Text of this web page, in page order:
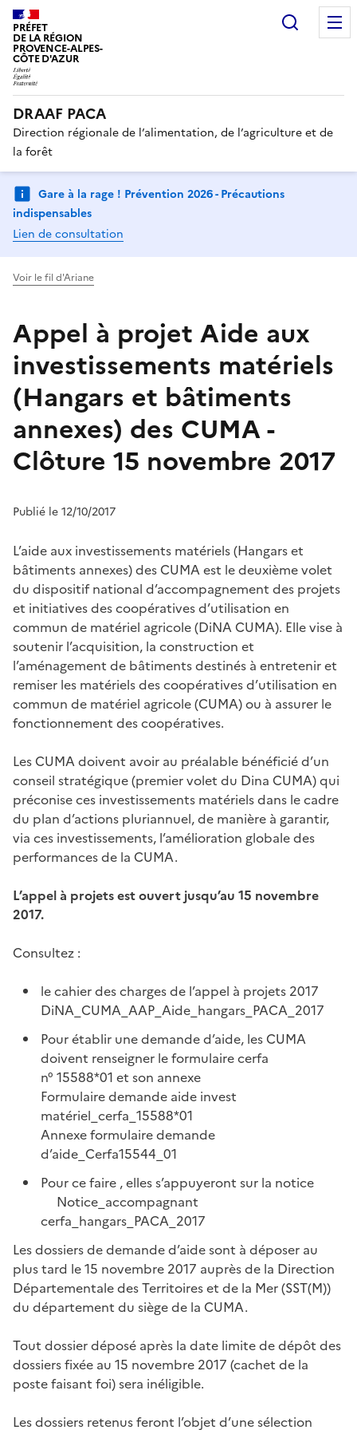
PRÉFET
DE LA RÉGION
PROVENCE-ALPES-
CÔTE D'AZUR
DRAAF PACA
Direction régionale de l’alimentation, de l’agriculture et de
la forêt
Gare à la rage ! Prévention 2026 - Précautions
indispensables
Lien de consultation
Voir le fil d'Ariane
Appel à projet Aide aux
investissements matériels
(Hangars et bâtiments
annexes) des CUMA -
Clôture 15 novembre 2017
Publié le 12/10/2017
L’aide aux investissements matériels (Hangars et
bâtiments annexes) des CUMA est le deuxième volet
du dispositif national d’accompagnement des projets
et initiatives des coopératives d’utilisation en
commun de matériel agricole (DiNA CUMA). Elle vise à
soutenir l’acquisition, la construction et
l’aménagement de bâtiments destinés à entretenir et
remiser les matériels des coopératives d’utilisation en
commun de matériel agricole (CUMA) ou à assurer le
fonctionnement des coopératives.
Les CUMA doivent avoir au préalable bénéficié d’un
conseil stratégique (premier volet du Dina CUMA) qui
préconise ces investissements matériels dans le cadre
du plan d’actions pluriannuel, de manière à garantir,
via ces investissements, l’amélioration globale des
performances de la CUMA.
L’appel à projets est ouvert jusqu’au 15 novembre
2017.
Consultez :
le cahier des charges de l’appel à projets 2017
DiNA_CUMA_AAP_Aide_hangars_PACA_2017
Pour établir une demande d’aide, les CUMA
doivent renseigner le formulaire cerfa
n° 15588*01 et son annexe
Formulaire demande aide invest
matériel_cerfa_15588*01
Annexe formulaire demande
d’aide_Cerfa15544_01
Pour ce faire , elles s’appuyeront sur la notice
Notice_accompagnant
cerfa_hangars_PACA_2017
Les dossiers de demande d’aide sont à déposer au
plus tard le 15 novembre 2017 auprès de la Direction
Départementale des Territoires et de la Mer (SST(M))
du département du siège de la CUMA.
Tout dossier déposé après la date limite de dépôt des
dossiers fixée au 15 novembre 2017 (cachet de la
poste faisant foi) sera inéligible.
Les dossiers retenus feront l’objet d’une sélection